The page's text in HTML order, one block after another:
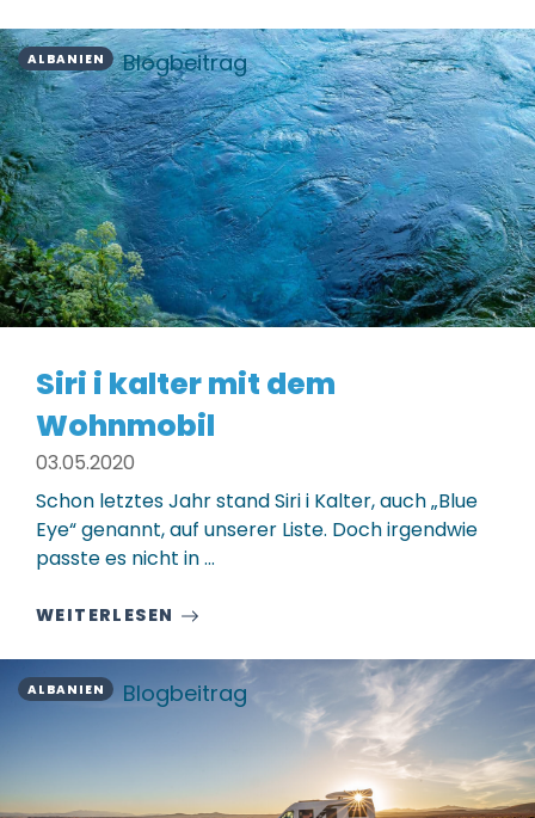
ALBANIEN Blogbeitrag
Siri i kalter mit dem
Wohnmobil
03.05.2020
Schon letztes Jahr stand Siri i Kalter, auch „Blue
Eye“ genannt, auf unserer Liste. Doch irgendwie
passte es nicht in ...
WEITERLESEN
ALBANIEN Blogbeitrag